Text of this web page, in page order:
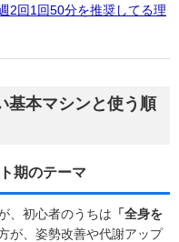
2回1回50分を推奨してる理
基本マシンと使う順
期のテーマ
、初心者のうちは 「全身を
が、姿勢改善や代謝アップ